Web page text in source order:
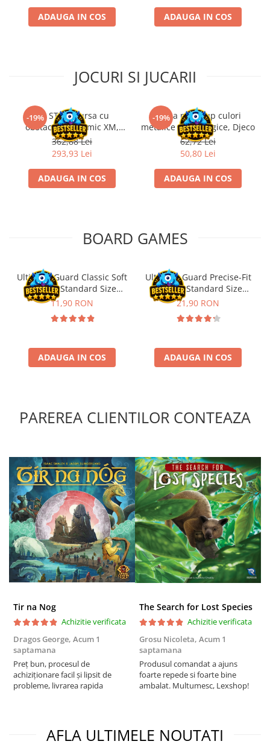
ADAUGA IN COS ADAUGA IN COS
JOCURI SI JUCARII
-19%Kit STEM Cursa cu
obstacole Dynamic XM,
Fischertechnik
362,88 Lei
293,93 Lei
ADAUGA IN COS
-19%
Trusa make-up culori
metalice non alergice, Djeco
62,72 Lei
50,80 Lei
ADAUGA IN COS
BOARD GAMES
Ultimate Guard Classic Soft
Sleeves Standard Size
Transparent (100)
11,90 RON
ADAUGA IN COS
Ultimate Guard Precise-Fit
Sleeves Standard Size
Transparent (100)
21,90 RON
ADAUGA IN COS
PAREREA CLIENTILOR CONTEAZA
Tir na Nog
Achizitie verificata
Dragos George, Acum 1
saptamana
Preț bun, procesul de
achiziționare facil și lipsit de
probleme, livrarea rapida
The Search for Lost Species
Achizitie verificata
Grosu Nicoleta, Acum 1
saptamana
Produsul comandat a ajuns
foarte repede si foarte bine
ambalat. Multumesc, Lexshop!
AFLA ULTIMELE NOUTATI